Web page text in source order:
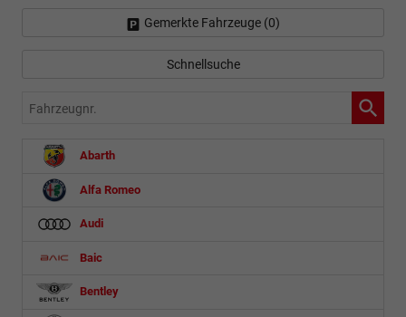
Gemerkte Fahrzeuge (0)
Schnellsuche
Fahrzeugnr.
Abarth
Alfa Romeo
Audi
Baic
Bentley